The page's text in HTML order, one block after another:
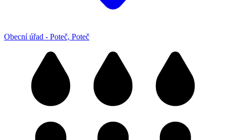
Obecní úřad - Poteč, Poteč